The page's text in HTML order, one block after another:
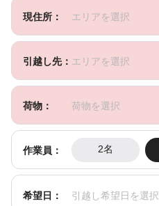
現住所： エリアを選択
引越し先： エリアを選択
荷物： 荷物を選択
作業員： 2名
希望日： 引越し希望日を選択